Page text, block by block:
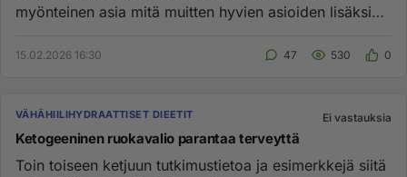
myönteinen asia mitä muitten hyvien asioiden lisäksi
15.02.2026 16:30 47 530 0
VÄHÄHIILIHYDRAATTISET DIEETIT Ei vastauksia
Ketogeeninen ruokavalio parantaa terveyttä
Toin toiseen ketjuun tutkimustietoa ja esimerkkejä siitä